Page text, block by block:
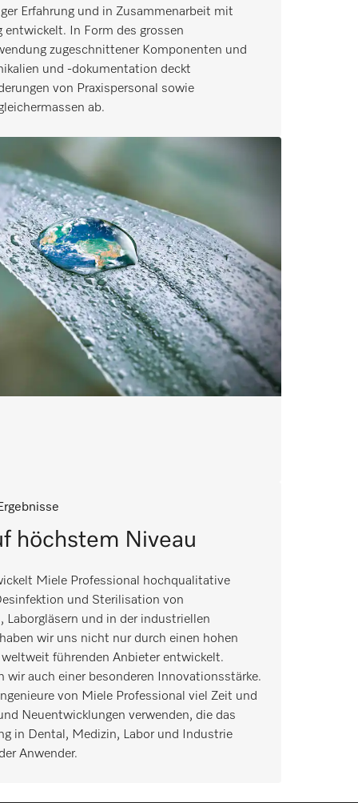
Erfahrung und in Zusammenarbeit mit
entwickelt. In Form des grossen
zugeschnittener Komponenten und
und -dokumentation deckt
von Praxispersonal sowie
ab.
höchstem Niveau
Miele Professional hochqualitative
und Sterilisation von
und in der industriellen
wir uns nicht nur durch einen hohen
führenden Anbieter entwickelt.
wir auch einer besonderen Innovationsstärke.
von Miele Professional viel Zeit und
Neuentwicklungen verwenden, die das
in Dental, Medizin, Labor und Industrie
Anwender.